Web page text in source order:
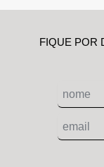
FIQUE POR